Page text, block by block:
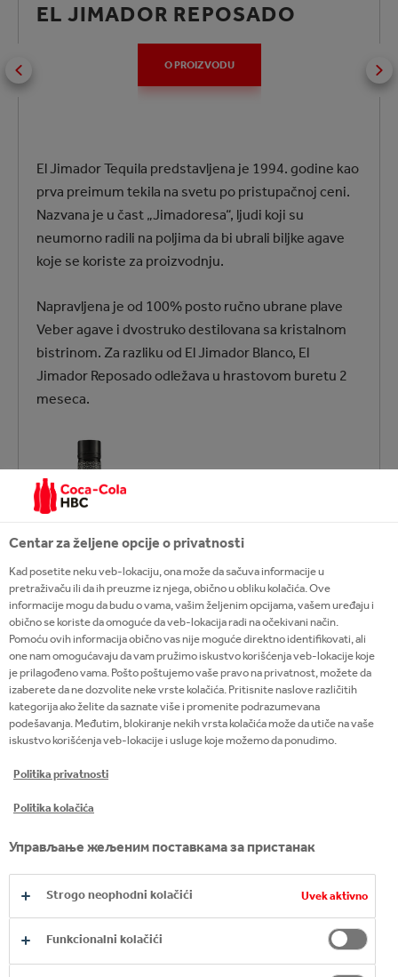
EL JIMADOR REPOSADO
O PROIZVODU
El Jimador Tequila predstavljena je 1994. godine kao
prva preimum tekila na svetu po pristupačnoj ceni.
Nazvana je u čast „Jimadoresa“, ljudi koji su
neumorno radili na poljima da bi ubrali biljke agave
koje se koriste za proizvodnju.
Napravljena je od 100% posto ručno ubrane plave
Veber agave i dvostruko destilovana sa kristalnom
bistrinom. Za razliku od El Jimador Blanco, El
Jimador Reposado odležava u hrastovom buretu 2
meseca.
Centar za željene opcije o privatnosti
Kad posetite neku veb-lokaciju, ona može da sačuva informacije u
pretraživaču ili da ih preuzme iz njega, obično u obliku kolačića. Ove
informacije mogu da budu o vama, vašim željenim opcijama, vašem uređaju i
obično se koriste da omoguće da veb-lokacija radi na očekivani način.
Pomoću ovih informacija obično vas nije moguće direktno identifikovati, ali
one nam omogućavaju da vam pružimo iskustvo korišćenja veb-lokacije koje
je prilagođeno vama. Pošto poštujemo vaše pravo na privatnost, možete da
izaberete da ne dozvolite neke vrste kolačića. Pritisnite naslove različitih
kategorija ako želite da saznate više i promenite podrazumevana
podešavanja. Međutim, blokiranje nekih vrsta kolačića može da utiče na vaše
iskustvo korišćenja veb-lokacije i usluge koje možemo da ponudimo.
Politika privatnosti
Politika kolačića
Управљање жељеним поставкама за пристанак
Strogo neophodni kolačići Uvek aktivno
Funkcionalni kolačići